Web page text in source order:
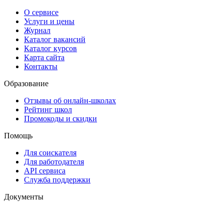
О сервисе
Услуги и цены
Журнал
Каталог вакансий
Каталог курсов
Карта сайта
Контакты
Образование
Отзывы об онлайн-школах
Рейтинг школ
Промокоды и скидки
Помощь
Для соискателя
Для работодателя
API сервиса
Служба поддержки
Документы